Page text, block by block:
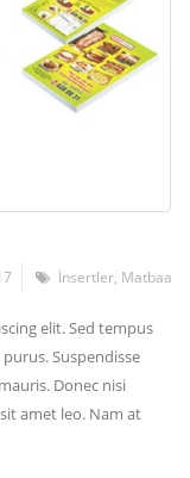
İnsertler Matbaa
elit. Sed tempus
Suspendisse
Donec nisi
amet leo. Nam at